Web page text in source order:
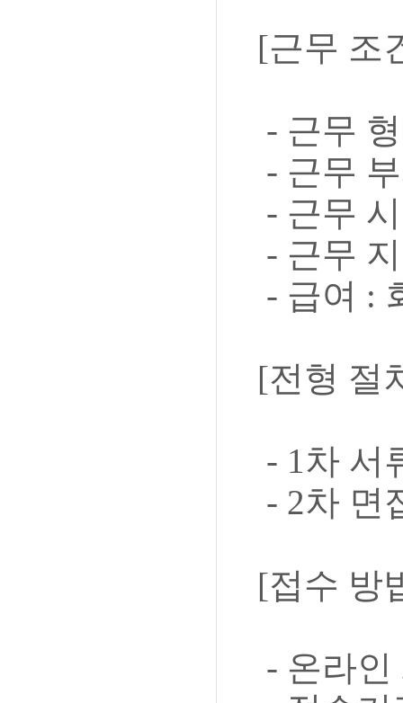
[근무 조
- 근무
- 근무
- 근무
- 근무
- 급여 :
[전형 절
- 1차 서
- 2차 면
[접수 방
- 온라인